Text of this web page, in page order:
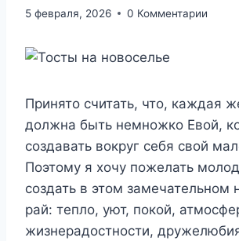
5 февраля, 2026 0 Комментарии
Принято считать, что, каждая
должна быть немножко Евой,
создавать вокруг себя свой
Поэтому я хочу пожелать
создать в этом замечательном
рай: тепло, уют, покой,
жизнерадостности,